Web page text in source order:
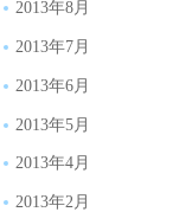
2013年8月
2013年7月
2013年6月
2013年5月
2013年4月
2013年2月